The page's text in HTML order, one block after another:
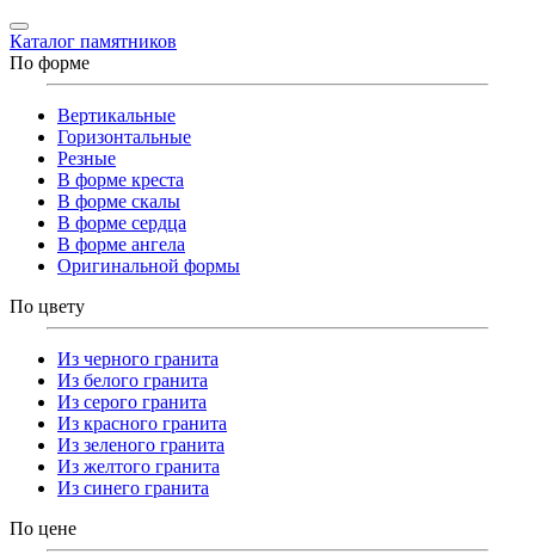
Каталог памятников
По форме
Вертикальные
Горизонтальные
Резные
В форме креста
В форме скалы
В форме сердца
В форме ангела
Оригинальной формы
По цвету
Из черного гранита
Из белого гранита
Из серого гранита
Из красного гранита
Из зеленого гранита
Из желтого гранита
Из синего гранита
По цене